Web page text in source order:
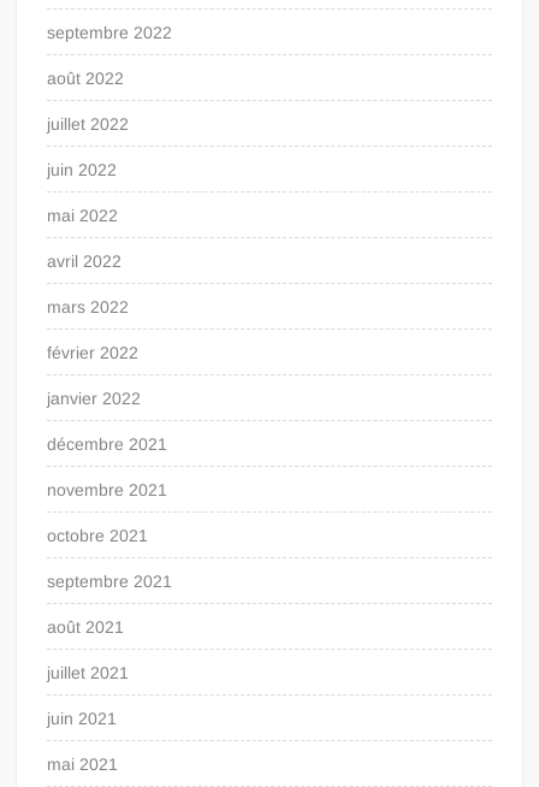
septembre 2022
août 2022
juillet 2022
juin 2022
mai 2022
avril 2022
mars 2022
février 2022
janvier 2022
décembre 2021
novembre 2021
octobre 2021
septembre 2021
août 2021
juillet 2021
juin 2021
mai 2021